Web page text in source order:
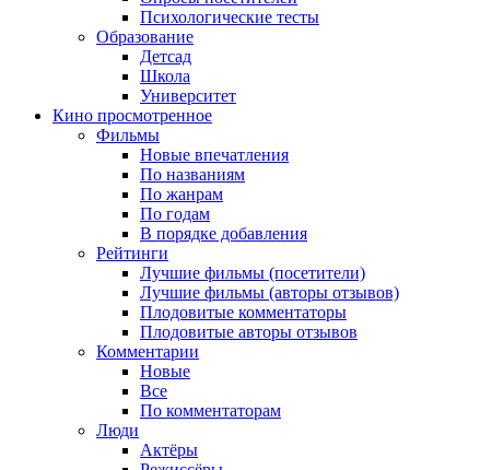
Психологические тесты
Образование
Детсад
Школа
Университет
Кино просмотренное
Фильмы
Новые впечатления
По названиям
По жанрам
По годам
В порядке добавления
Рейтинги
Лучшие фильмы (посетители)
Лучшие фильмы (авторы отзывов)
Плодовитые комментаторы
Плодовитые авторы отзывов
Комментарии
Новые
Все
По комментаторам
Люди
Актёры